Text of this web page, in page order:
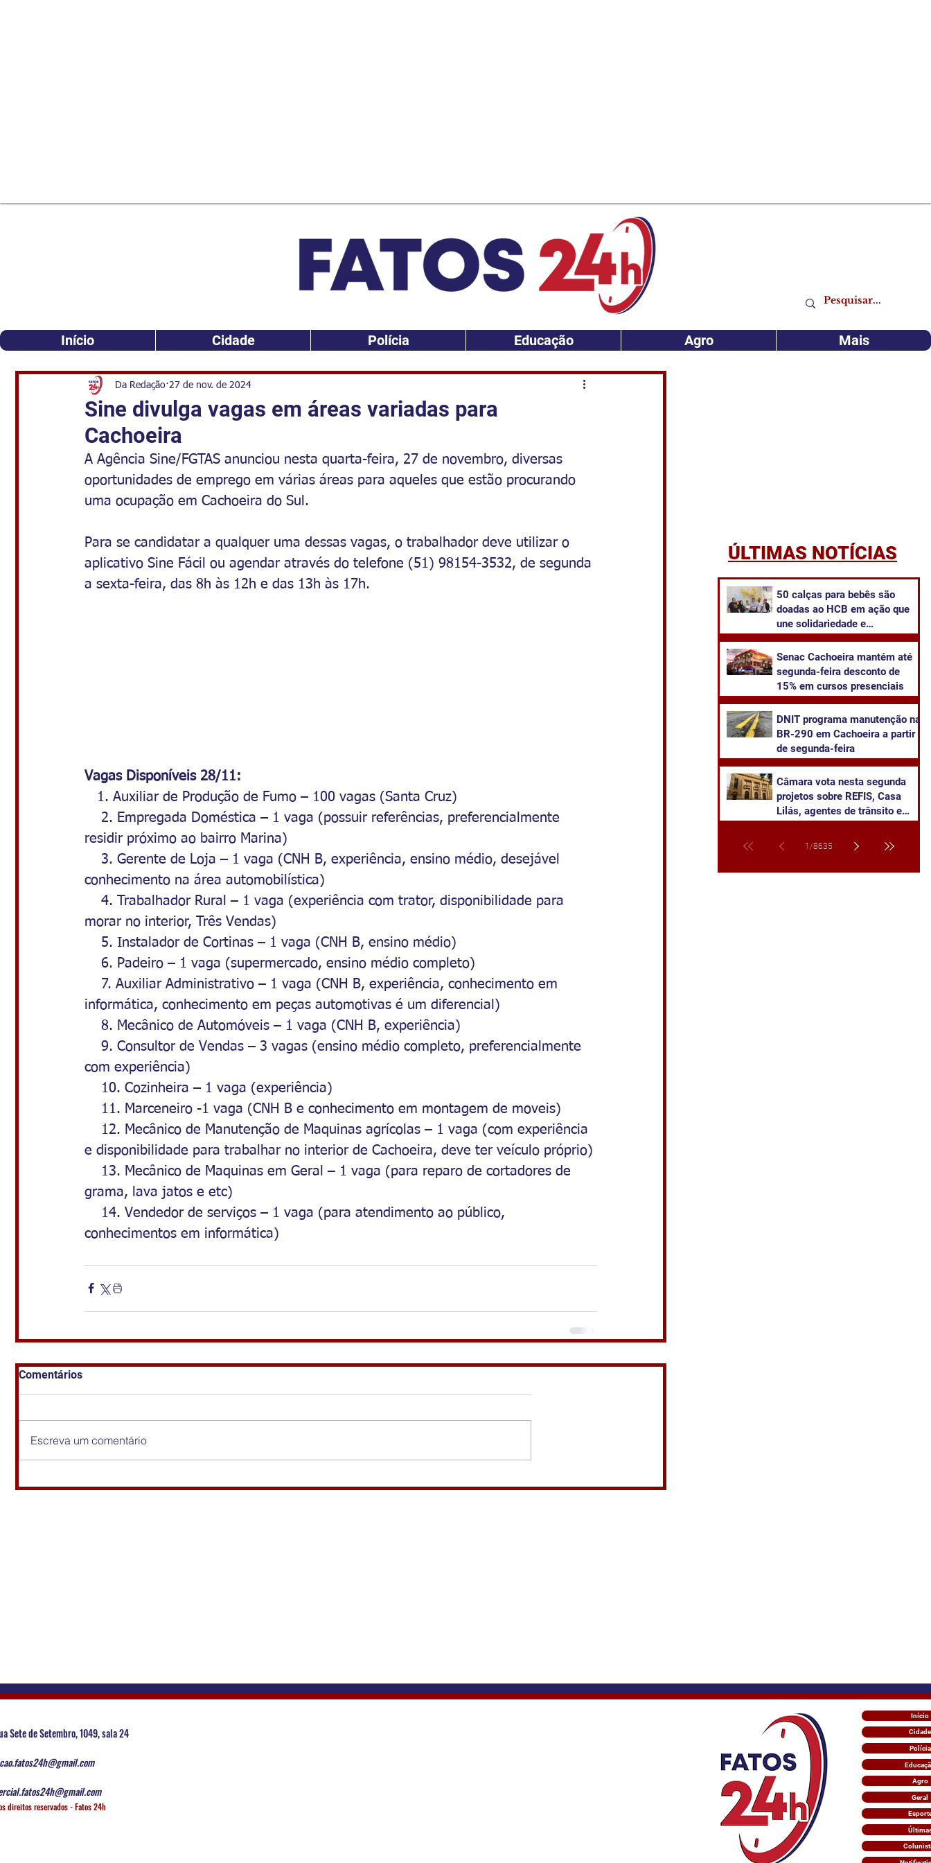
Início Cidade Polícia Educação Agro Mais
Sine divulga vagas em áreas variadas para
Cachoeira
Da Redação 27 de nov. de 2024
A Agência Sine/FGTAS anunciou nesta quarta-feira, 27 de novembro, diversas
oportunidades de emprego em várias áreas para aqueles que estão procurando
uma ocupação em Cachoeira do Sul.
Para se candidatar a qualquer uma dessas vagas, o trabalhador deve utilizar o
aplicativo Sine Fácil ou agendar através do telefone (51) 98154-3532, de segunda
a sexta-feira, das 8h às 12h e das 13h às 17h.
Vagas Disponíveis 28/11:
1. Auxiliar de Produção de Fumo – 100 vagas (Santa Cruz)
2. Empregada Doméstica – 1 vaga (possuir referências, preferencialmente
residir próximo ao bairro Marina)
3. Gerente de Loja – 1 vaga (CNH B, experiência, ensino médio, desejável
conhecimento na área automobilística)
4. Trabalhador Rural – 1 vaga (experiência com trator, disponibilidade para
morar no interior, Três Vendas)
5. Instalador de Cortinas – 1 vaga (CNH B, ensino médio)
6. Padeiro – 1 vaga (supermercado, ensino médio completo)
7. Auxiliar Administrativo – 1 vaga (CNH B, experiência, conhecimento em
informática, conhecimento em peças automotivas é um diferencial)
8. Mecânico de Automóveis – 1 vaga (CNH B, experiência)
9. Consultor de Vendas – 3 vagas (ensino médio completo, preferencialmente
com experiência)
10. Cozinheira – 1 vaga (experiência)
11. Marceneiro -1 vaga (CNH B e conhecimento em montagem de moveis)
12. Mecânico de Manutenção de Maquinas agrícolas – 1 vaga (com experiência
e disponibilidade para trabalhar no interior de Cachoeira, deve ter veículo próprio)
13. Mecânico de Maquinas em Geral – 1 vaga (para reparo de cortadores de
grama, lava jatos e etc)
14. Vendedor de serviços – 1 vaga (para atendimento ao público,
conhecimentos em informática)
Comentários
Escreva um comentário
ÚLTIMAS NOTÍCIAS
50 calças para bebês são
doadas ao HCB em ação que
une solidariedade e
Senac Cachoeira mantém até
segunda-feira desconto de
15% em cursos presenciais
DNIT programa manutenção na
BR-290 em Cachoeira a partir
de segunda-feira
Câmara vota nesta segunda
projetos sobre REFIS, Casa
Lilás, agentes de trânsito e
1 /8635
Sete de Setembro, 1049, sala 24
direitos reservados - Fatos 24h
Início
Cidade
Polícia
Agro
Geral